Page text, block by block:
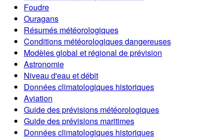
Foudre
Ouragans
Résumés météorologiques
Conditions météorologiques dangereuses
Modèles global et régional de prévision
Astronomie
Niveau d'eau et débit
Données climatologiques historiques
Aviation
Guide des prévisions météorologiques
Guide des prévisions maritimes
Données climatologiques historiques